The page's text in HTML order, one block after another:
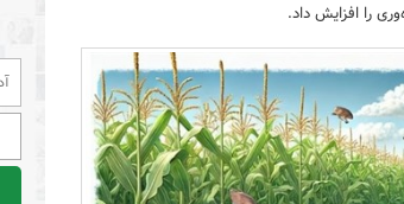
را افزایش داد.